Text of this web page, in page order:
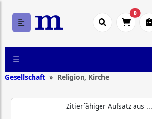
0
Gesellschaft Religion, Kirche
Zitierfähiger Aufsatz aus ...